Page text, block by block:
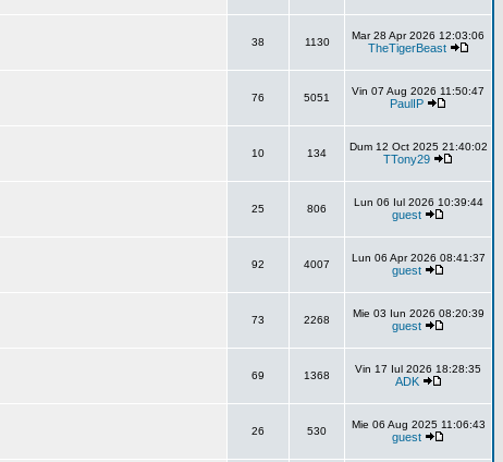
38 1130
Mar 28 Apr 2026 12:03:06
TheTigerBeast
76 5051
Vin 07 Aug 2026 11:50:47
PaulIP
10 134
Dum 12 Oct 2025 21:40:02
TTony29
25 806
Lun 06 Iul 2026 10:39:44
guest
92 4007
Lun 06 Apr 2026 08:41:37
guest
73 2268
Mie 03 Iun 2026 08:20:39
guest
69 1368
Vin 17 Iul 2026 18:28:35
ADK
26 530
Mie 06 Aug 2025 11:06:43
guest